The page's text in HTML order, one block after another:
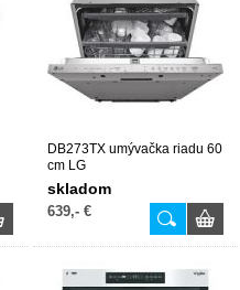
DB273TX umývačka riadu 60
cm LG
skladom
639,- €